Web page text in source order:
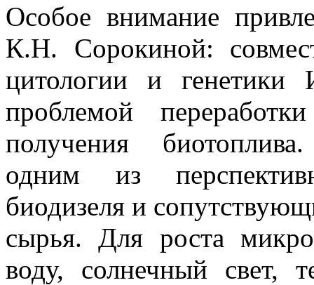
Особое внимание
К.Н. Сорокиной:
цитологии и
проблемой
получения
одним из
биодизеля и
сырья. Для роста
воду, солнечный свет,